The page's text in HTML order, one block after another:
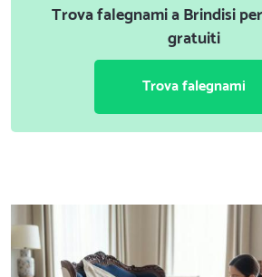
Trova falegnami a Brindisi
gratuiti
Trova falegnami